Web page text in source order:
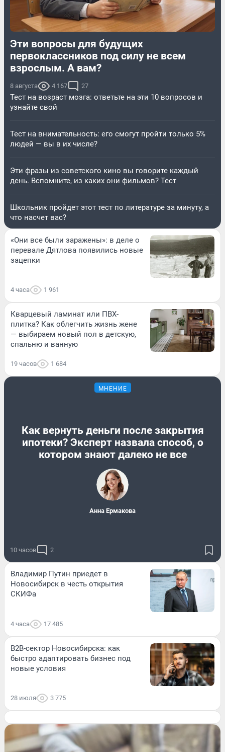
Эти вопросы для будущих
первоклассников под силу не всем
взрослым. А вам?
8 августа 4 167 27
Тест на возраст мозга: ответьте на эти 10 вопросов и
узнайте свой
Тест на внимательность: его смогут пройти только 5%
людей — вы в их числе?
Эти фразы из советского кино вы говорите каждый
день. Вспомните, из каких они фильмов? Тест
Школьник пройдет этот тест по литературе за минуту, а
что насчет вас?
«Они все были заражены»: в деле о
перевале Дятлова появились новые
зацепки
4 часа 1 961
Кварцевый ламинат или ПВХ-
плитка? Как облегчить жизнь жене
— выбираем новый пол в детскую,
спальню и ванную
19 часов 1 684
МНЕНИЕ
Как вернуть деньги после закрытия
ипотеки? Эксперт назвала способ, о
котором знают далеко не все
Анна Ермакова
10 часов 2
Владимир Путин приедет в
Новосибирск в честь открытия
СКИФа
4 часа 17 485
B2B-сектор Новосибирска: как
быстро адаптировать бизнес под
новые условия
28 июля 3 775